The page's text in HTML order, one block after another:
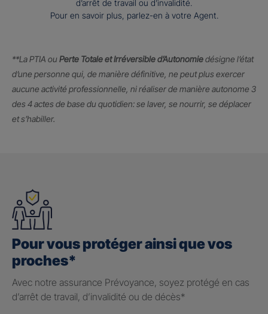
d’arrêt de travail ou d’invalidité.
Pour en savoir plus, parlez-en à votre Agent.
**La PTIA ou Perte Totale et Irréversible d’Autonomiedésigne l’état
d’une personne qui, de manière définitive, ne peut plus exercer
aucune activité professionnelle, ni réaliser de manière autonome 3
des 4 actes de base du quotidien: se laver, se nourrir, se déplacer
et s’habiller.
Pour vous protéger ainsi que vos
proches*
Avec notre assurance Prévoyance, soyez protégé en cas
d’arrêt de travail, d’invalidité ou de décès*